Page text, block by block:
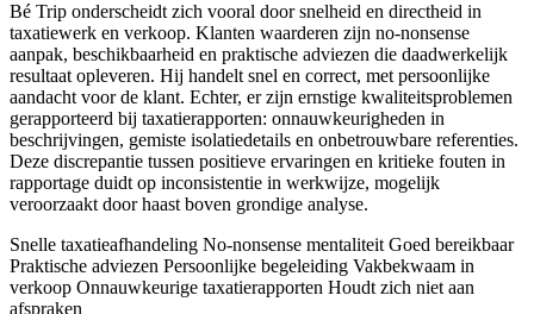
Bé Trip onderscheidt zich vooral door snelheid en directheid in
taxatiewerk en verkoop. Klanten waarderen zijn no-nonsense
aanpak, beschikbaarheid en praktische adviezen die daadwerkelijk
resultaat opleveren. Hij handelt snel en correct, met persoonlijke
aandacht voor de klant. Echter, er zijn ernstige kwaliteitsproblemen
gerapporteerd bij taxatierapporten: onnauwkeurigheden in
beschrijvingen, gemiste isolatiedetails en onbetrouwbare referenties.
Deze discrepantie tussen positieve ervaringen en kritieke fouten in
rapportage duidt op inconsistentie in werkwijze, mogelijk
veroorzaakt door haast boven grondige analyse.
Snelle taxatieafhandeling No-nonsense mentaliteitGoed bereikbaar
Praktische adviezen Persoonlijke begeleiding Vakbekwaam in
verkoop Onnauwkeurige taxatierapporten Houdt zich niet aan
afspraken